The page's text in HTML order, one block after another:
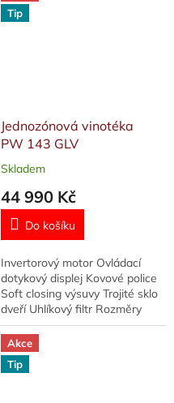
Tip
Jednozónová vinotéka
PW 143 GLV
Průměrné
produktu
5,0
5
hvězdiček.
Skladem
44 990 Kč
Do košíku
Invertorový motor Ovládací
dotykový displej Kovové police
Soft closing výsuvy Trojité sklo
dveří Uhlíkový filtr Rozměry
(VxŠxH): 183,5x65,5x68 cm
Akce
Tip